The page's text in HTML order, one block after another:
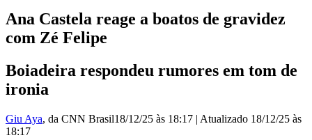
Ana Castela reage a boatos de gravidez
com Zé Felipe
Boiadeira respondeu rumores em tom de
ironia
Giu Aya, da CNN Brasil18/12/25 às 18:17 | Atualizado 18/12/25 às
18:17